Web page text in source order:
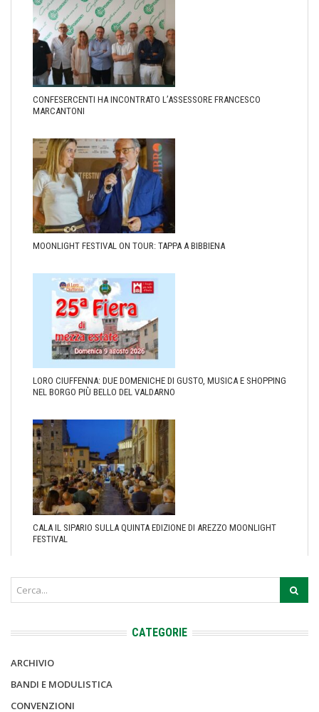
CONFESERCENTI HA INCONTRATO L’ASSESSORE FRANCESCO
MARCANTONI
MOONLIGHT FESTIVAL ON TOUR: TAPPA A BIBBIENA
LORO CIUFFENNA: DUE DOMENICHE DI GUSTO, MUSICA E SHOPPING
NEL BORGO PIÙ BELLO DEL VALDARNO
CALA IL SIPARIO SULLA QUINTA EDIZIONE DI AREZZO MOONLIGHT
FESTIVAL
CATEGORIE
ARCHIVIO
BANDI E MODULISTICA
CONVENZIONI